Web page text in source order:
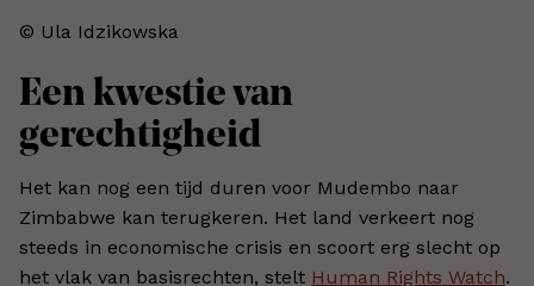
© Ula Idzikowska
Een kwestie van
gerechtigheid
Het kan nog een tijd duren voor Mudembo naar
Zimbabwe kan terugkeren. Het land verkeert nog
steeds in economische crisis en scoort erg slecht op
het vlak van basisrechten, stelt Human Rights Watch.